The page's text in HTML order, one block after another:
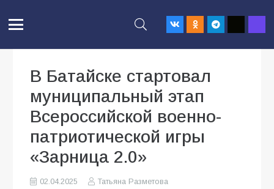
В Батайске стартовал
муниципальный этап
Всероссийской военно-
патриотической игры
«Зарница 2.0»
02.04.2025
Татьяна Разметова